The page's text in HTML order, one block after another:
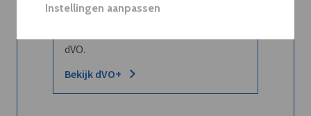
Instellingen aanpassen
Word dVO Member voor €72/mnd en
dVO.
Bekijk dVO+